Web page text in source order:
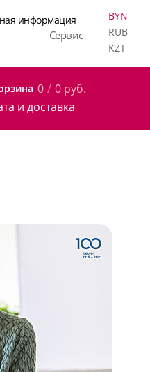
информация
Сервис
BYN
RUB
KZT
0 / 0 руб.
и доставка